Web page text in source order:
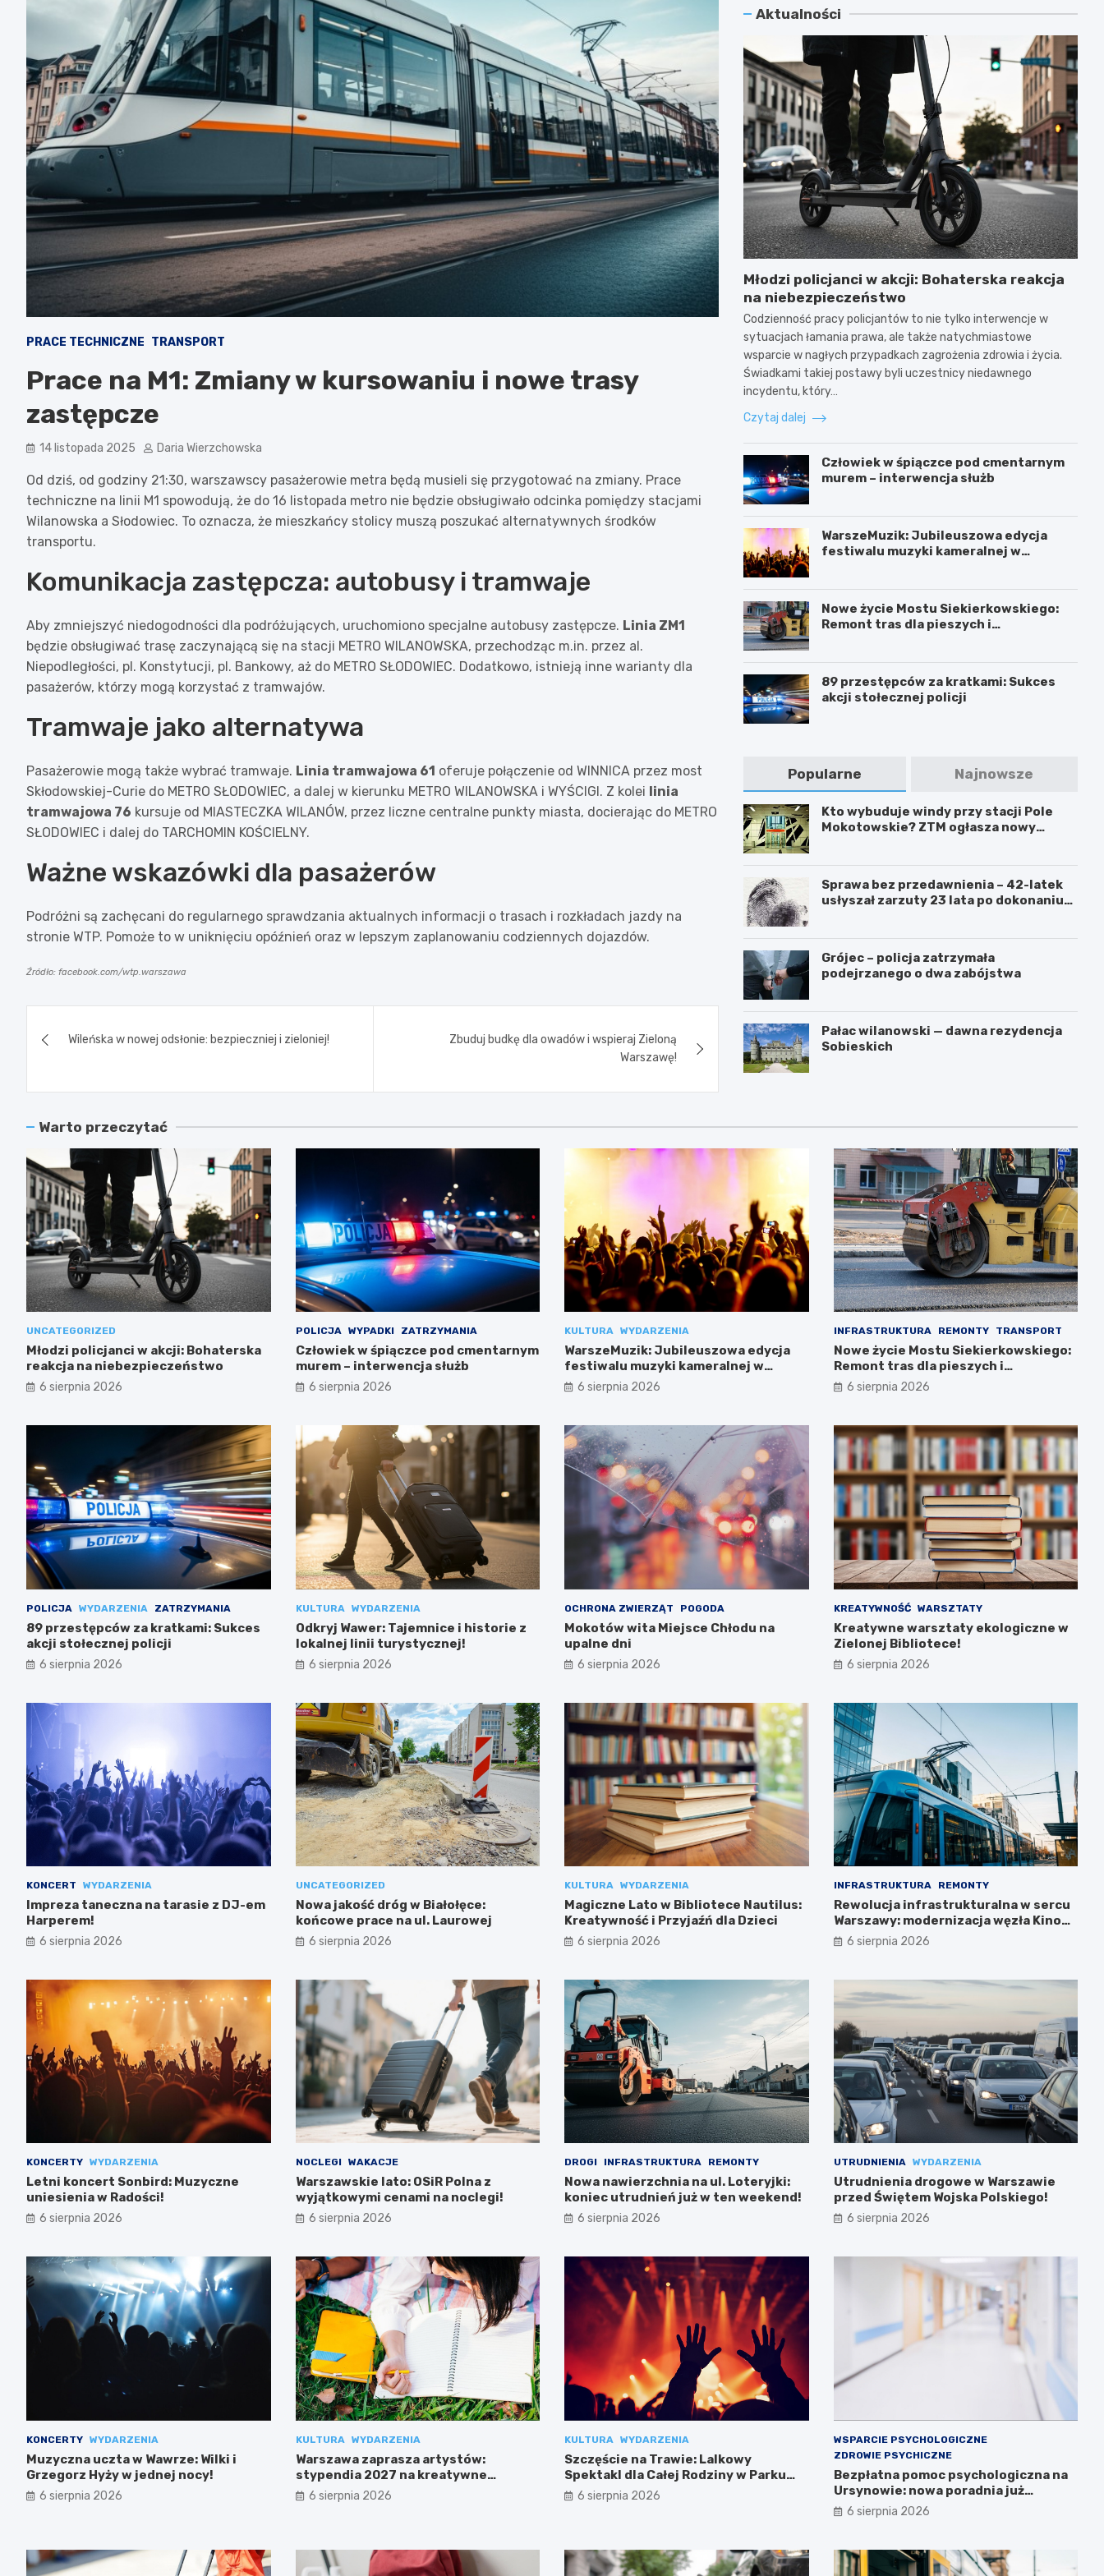
PRACE TECHNICZNE TRANSPORT
Prace na M1: Zmiany w kursowaniu i nowe trasy
zastępcze
14 listopada 2025 Daria Wierzchowska
Od dziś, od godziny 21:30, warszawscy pasażerowie metra będą musieli się przygotować na zmiany. Prace
techniczne na linii M1 spowodują, że do 16 listopada metro nie będzie obsługiwało odcinka pomiędzy stacjami
Wilanowska a Słodowiec. To oznacza, że mieszkańcy stolicy muszą poszukać alternatywnych środków
transportu.
Komunikacja zastępcza: autobusy i tramwaje
Aby zmniejszyć niedogodności dla podróżujących, uruchomiono specjalne autobusy zastępcze. Linia ZM1
będzie obsługiwać trasę zaczynającą się na stacji METRO WILANOWSKA, przechodząc m.in. przez al.
Niepodległości, pl. Konstytucji, pl. Bankowy, aż do METRO SŁODOWIEC. Dodatkowo, istnieją inne warianty dla
pasażerów, którzy mogą korzystać z tramwajów.
Tramwaje jako alternatywa
Pasażerowie mogą także wybrać tramwaje. Linia tramwajowa 61 oferuje połączenie od WINNICA przez most
Skłodowskiej-Curie do METRO SŁODOWIEC, a dalej w kierunku METRO WILANOWSKA i WYŚCIGI. Z kolei linia
tramwajowa 76 kursuje od MIASTECZKA WILANÓW, przez liczne centralne punkty miasta, docierając do METRO
SŁODOWIEC i dalej do TARCHOMIN KOŚCIELNY.
Ważne wskazówki dla pasażerów
Podróżni są zachęcani do regularnego sprawdzania aktualnych informacji o trasach i rozkładach jazdy na
stronie WTP. Pomoże to w uniknięciu opóźnień oraz w lepszym zaplanowaniu codziennych dojazdów.
Źródło: facebook.com/wtp.warszawa
wpisuWileńska w nowej odsłonie: bezpieczniej i zieloniej!
Zbuduj budkę dla owadów i wspieraj Zieloną
Warszawę!
Aktualności
Młodzi policjanci w akcji: Bohaterska reakcja
na niebezpieczeństwo
Codzienność pracy policjantów to nie tylko interwencje w
sytuacjach łamania prawa, ale także natychmiastowe
wsparcie w nagłych przypadkach zagrożenia zdrowia i życia.
Świadkami takiej postawy byli uczestnicy niedawnego
incydentu, który…
Czytaj dalej
Człowiek w śpiączce pod cmentarnym
murem – interwencja służb
WarszeMuzik: Jubileuszowa edycja
festiwalu muzyki kameralnej w
Nowe życie Mostu Siekierkowskiego:
Remont tras dla pieszych i
89 przestępców za kratkami: Sukces
akcji stołecznej policji
Popularne Najnowsze
Kto wybuduje windy przy stacji Pole
Mokotowskie? ZTM ogłasza nowy
Sprawa bez przedawnienia – 42-latek
usłyszał zarzuty 23 lata po dokonaniu
Grójec – policja zatrzymała
podejrzanego o dwa zabójstwa
Pałac wilanowski — dawna rezydencja
Sobieskich
Warto przeczytać
UNCATEGORIZED
Młodzi policjanci w akcji: Bohaterska
reakcja na niebezpieczeństwo
6 sierpnia 2026
POLICJA WYPADKI ZATRZYMANIA
Człowiek w śpiączce pod cmentarnym
murem – interwencja służb
6 sierpnia 2026
KULTURA WYDARZENIA
WarszeMuzik: Jubileuszowa edycja
festiwalu muzyki kameralnej w
Warszawie
6 sierpnia 2026
INFRASTRUKTURA REMONTY TRANSPORT
Nowe życie Mostu Siekierkowskiego:
Remont tras dla pieszych i
rowerzystów
6 sierpnia 2026
POLICJA WYDARZENIA ZATRZYMANIA
89 przestępców za kratkami: Sukces
akcji stołecznej policji
6 sierpnia 2026
KULTURA WYDARZENIA
Odkryj Wawer: Tajemnice i historie z
lokalnej linii turystycznej!
6 sierpnia 2026
OCHRONA ZWIERZĄT POGODA
Mokotów wita Miejsce Chłodu na
upalne dni
6 sierpnia 2026
KREATYWNOŚĆ WARSZTATY
Kreatywne warsztaty ekologiczne w
Zielonej Bibliotece!
6 sierpnia 2026
KONCERT WYDARZENIA
Impreza taneczna na tarasie z DJ-em
Harperem!
6 sierpnia 2026
UNCATEGORIZED
Nowa jakość dróg w Białołęce:
końcowe prace na ul. Laurowej
6 sierpnia 2026
KULTURA WYDARZENIA
Magiczne Lato w Bibliotece Nautilus:
Kreatywność i Przyjaźń dla Dzieci
6 sierpnia 2026
INFRASTRUKTURA REMONTY
Rewolucja infrastrukturalna w sercu
Warszawy: modernizacja węzła Kino
Femina
6 sierpnia 2026
KONCERTY WYDARZENIA
Letni koncert Sonbird: Muzyczne
uniesienia w Radości!
6 sierpnia 2026
NOCLEGI WAKACJE
Warszawskie lato: OSiR Polna z
wyjątkowymi cenami na noclegi!
6 sierpnia 2026
DROGI INFRASTRUKTURA REMONTY
Nowa nawierzchnia na ul. Loteryjki:
koniec utrudnień już w ten weekend!
6 sierpnia 2026
UTRUDNIENIA WYDARZENIA
Utrudnienia drogowe w Warszawie
przed Świętem Wojska Polskiego!
6 sierpnia 2026
KONCERTY WYDARZENIA
Muzyczna uczta w Wawrze: Wilki i
Grzegorz Hyży w jednej nocy!
6 sierpnia 2026
KULTURA WYDARZENIA
Warszawa zaprasza artystów:
stypendia 2027 na kreatywne
projekty!
6 sierpnia 2026
KULTURA WYDARZENIA
Szczęście na Trawie: Lalkowy
Spektakl dla Całej Rodziny w Parku
Przy Bażantarni
6 sierpnia 2026
WSPARCIE PSYCHOLOGICZNE
ZDROWIE PSYCHICZNE
Bezpłatna pomoc psychologiczna na
Ursynowie: nowa poradnia już
otwarta!
6 sierpnia 2026